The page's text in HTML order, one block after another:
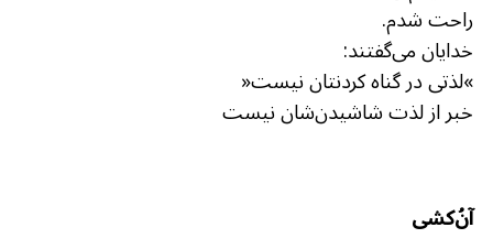
راحت شدم.
خدایان می‌گفتند:
»لذتی در گناه کردنتان نیست«
خبر از لذت شاشیدن‌شان نیست
آنُ‌کشی